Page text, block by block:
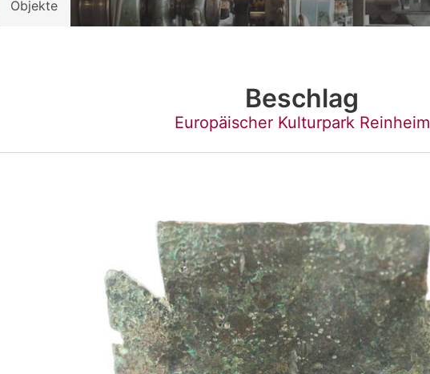
Objekte
Beschlag
Europäischer Kulturpark Reinheim